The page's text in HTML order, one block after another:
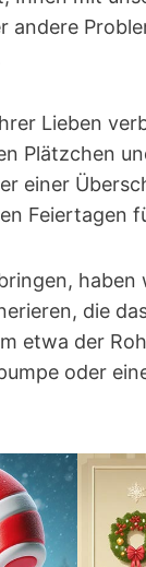
andere
Lieben
Plätzchen
einer
Feiertagen
die
etwa der
oder